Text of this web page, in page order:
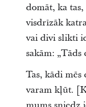
domāt, ka
visdrīzāk
vai divi slikti
sakām: „Tāds
Tas, kādi mēs
varam kļūt.